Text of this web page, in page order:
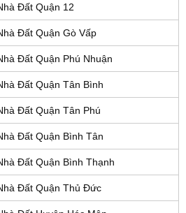
Đất Quận 12
Đất Quận Gò Vấp
Đất Quận Phú Nhuận
Đất Quận Tân Bình
Đất Quận Tân Phú
Đất Quận Bình Tân
Đất Quận Bình Thạnh
Đất Quận Thủ Đức